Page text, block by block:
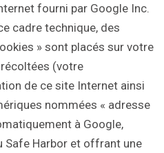
fourni par Google Inc.
cadre technique, des
» sont placés sur votre
(votre
de ce site Internet ainsi
nommées « adresse
à Google,
Safe Harbor et offrant une